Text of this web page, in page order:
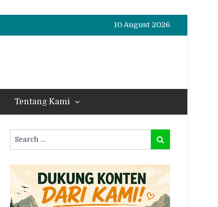
10 August 2026
Tentang Kami
for:
Search